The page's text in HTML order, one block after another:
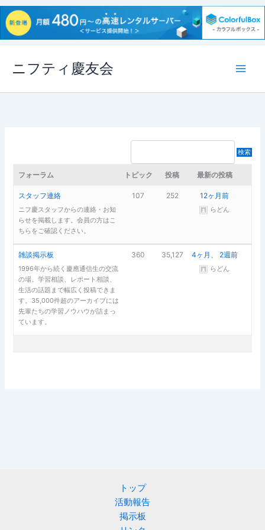
ス
ニフティ慶友会
フォーラム トピック 投稿 最新の投稿
スタッフ連絡
ニフ慶スタッフからの連絡・お知
らせを掲載します。会員の方はこ
ちらをご確認ください。
107 252 12ヶ月前
らどん
雑談掲示板
1996年から続く慶應通信生の交流
の場。学習相談、レポート相談、
生活の話題まで幅広く投稿できま
す。35,000件超のアーカイブには
先輩たちの学習ノウハウが詰まっ
ています。
360 35,127 4ヶ月、 2週前
らどん
トップ
活動報告
掲示板